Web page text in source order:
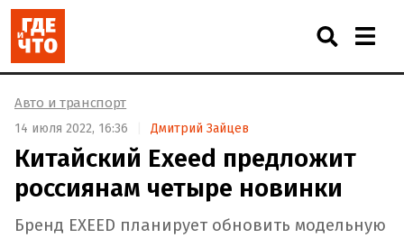
Авто и транспорт
14 июля 2022, 16:36 Дмитрий Зайцев
Китайский Exeed предложит
россиянам четыре новинки
Бренд EXEED планирует обновить модельную